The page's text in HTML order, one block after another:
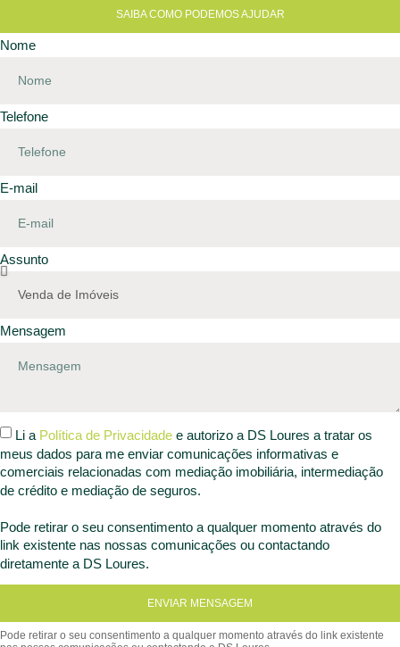
SAIBA COMO PODEMOS AJUDAR
Nome
Telefone
E-mail
Assunto
Mensagem
Li a Política de Privacidade e autorizo a DS Loures a tratar os
meus dados para me enviar comunicações informativas e
comerciais relacionadas com mediação imobiliária, intermediação
de crédito e mediação de seguros.
Pode retirar o seu consentimento a qualquer momento através do
link existente nas nossas comunicações ou contactando
diretamente a DS Loures.
ENVIAR MENSAGEM